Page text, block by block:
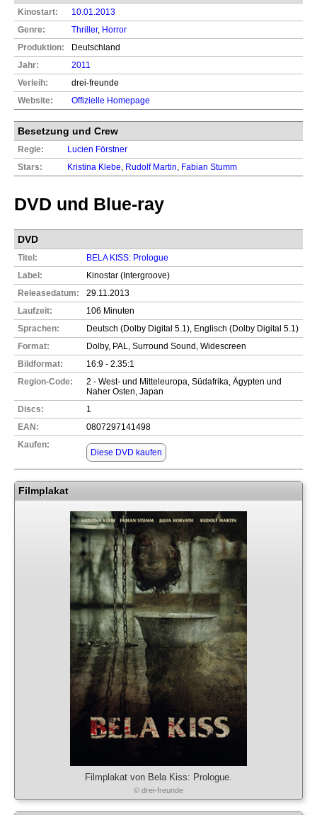
Kinostart:
10.01.2013
Genre:
Thriller, Horror
Produktion:
Deutschland
Jahr:
2011
Verleih:
drei-freunde
Website:
Offizielle Homepage
Besetzung und Crew
Regie:
Lucien Förstner
Stars:
Kristina Klebe, Rudolf Martin, Fabian Stumm
DVD und Blue-ray
DVD
Titel:
BELA KISS: Prologue
Label:
Kinostar (Intergroove)
Releasedatum:
29.11.2013
Laufzeit:
106 Minuten
Sprachen:
Deutsch (Dolby Digital 5.1), Englisch (Dolby Digital 5.1)
Format:
Dolby, PAL, Surround Sound, Widescreen
Bildformat:
16:9 - 2.35:1
Region-Code:
2 - West- und Mitteleuropa, Südafrika, Ägypten und
Naher Osten, Japan
Discs:
1
EAN:
0807297141498
Kaufen:
Diese DVD kaufen
Filmplakat
Filmplakat von Bela Kiss: Prologue.
© drei-freunde